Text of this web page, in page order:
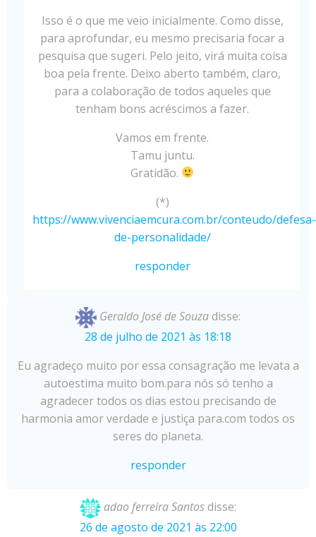
Isso é o que me veio inicialmente. Como disse,
para aprofundar, eu mesmo precisaria focar a
pesquisa que sugeri. Pelo jeito, virá muita coisa
boa pela frente. Deixo aberto também, claro,
para a colaboração de todos aqueles que
tenham bons acréscimos a fazer.
Vamos em frente.
Tamu juntu.
Gratidão.
(*)
https://www.vivenciaemcura.com.br/conteudo/defesa-
de-personalidade/
responder
Geraldo José de Souzadisse:
28 de julho de 2021 às 18:18
Eu agradeço muito por essa consagração me levata a
autoestima muito bom.para nós só tenho a
agradecer todos os dias estou precisando de
harmonia amor verdade e justiça para.com todos os
seres do planeta.
responder
adao ferreira Santosdisse:
26 de agosto de 2021 às 22:00